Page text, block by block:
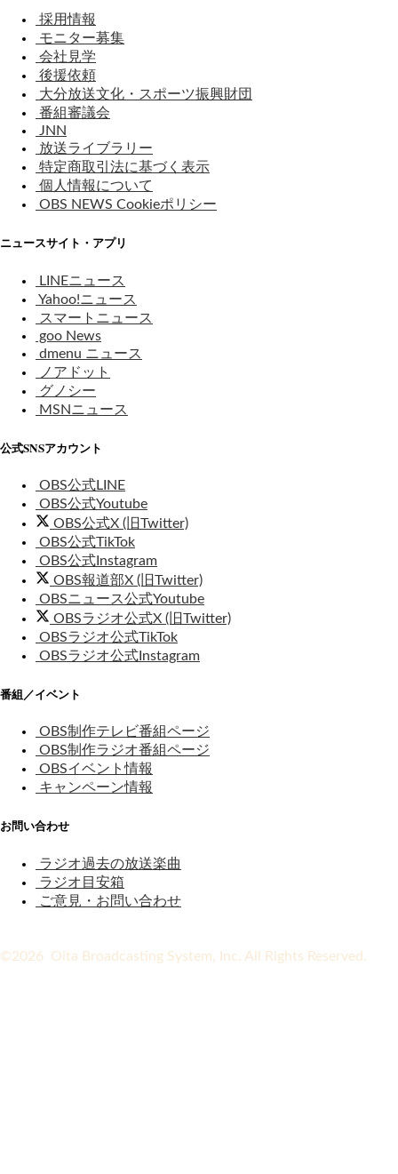
採用情報
モニター募集
会社見学
後援依頼
大分放送文化・スポーツ振興財団
番組審議会
JNN
放送ライブラリー
特定商取引法に基づく表示
個人情報について
OBS NEWS Cookieポリシー
ニュースサイト・アプリ
LINEニュース
Yahoo!ニュース
スマートニュース
goo News
dmenu ニュース
ノアドット
グノシー
MSNニュース
公式SNSアカウント
OBS公式LINE
OBS公式Youtube
OBS公式X (旧Twitter)
OBS公式TikTok
OBS公式Instagram
OBS報道部X (旧Twitter)
OBSニュース公式Youtube
OBSラジオ公式X (旧Twitter)
OBSラジオ公式TikTok
OBSラジオ公式Instagram
番組／イベント
OBS制作テレビ番組ページ
OBS制作ラジオ番組ページ
OBSイベント情報
キャンペーン情報
お問い合わせ
ラジオ過去の放送楽曲
ラジオ目安箱
ご意見・お問い合わせ
©2026 Oita Broadcasting System, Inc. All Rights Reserved.